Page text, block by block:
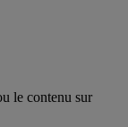
le contenu sur